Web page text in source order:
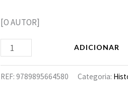
[O AUTOR]
ADICIONAR
REF: 9789895664580 Categoria: